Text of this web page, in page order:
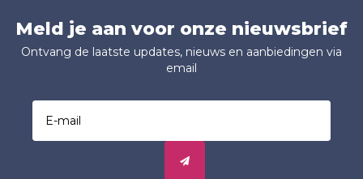
Meld je aan voor onze nieuwsbrief
Ontvang de laatste updates, nieuws en aanbiedingen via
email